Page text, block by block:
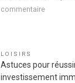
commentairesur
utilisateur
LOISIRS
Astuces pour
investissement